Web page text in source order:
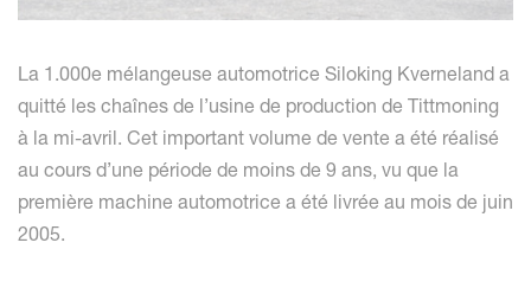
La 1.000e mélangeuse automotrice Siloking Kverneland a
quitté les chaînes de l’usine de production de Tittmoning
à la mi-avril. Cet important volume de vente a été réalisé
au cours d’une période de moins de 9 ans, vu que la
première machine automotrice a été livrée au mois de juin
2005.